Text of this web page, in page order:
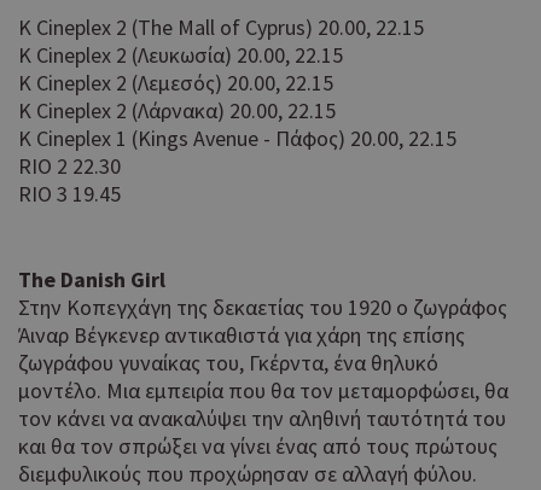
K Cineplex 2 (The Mall of Cyprus) 20.00, 22.15
K Cineplex 2 (Λευκωσία) 20.00, 22.15
K Cineplex 2 (Λεμεσός) 20.00, 22.15
K Cineplex 2 (Λάρνακα) 20.00, 22.15
K Cineplex 1 (Kings Avenue - Πάφος) 20.00, 22.15
RIO 2 22.30
RIO 3 19.45
The Danish Girl
Στην Κοπεγχάγη της δεκαετίας του 1920 ο ζωγράφος
Άιναρ Βέγκενερ αντικαθιστά για χάρη της επίσης
ζωγράφου γυναίκας του, Γκέρντα, ένα θηλυκό
μοντέλο. Μια εμπειρία που θα τον μεταμορφώσει, θα
τον κάνει να ανακαλύψει την αληθινή ταυτότητά του
και θα τον σπρώξει να γίνει ένας από τους πρώτους
διεμφυλικούς που προχώρησαν σε αλλαγή φύλου.